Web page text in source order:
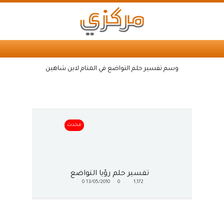
وسم تفسير حلم التواضع في المنام لابن شاهين
محدث
تفسير حلم رؤيا التواضع
1,172
0
13/05/2010
0